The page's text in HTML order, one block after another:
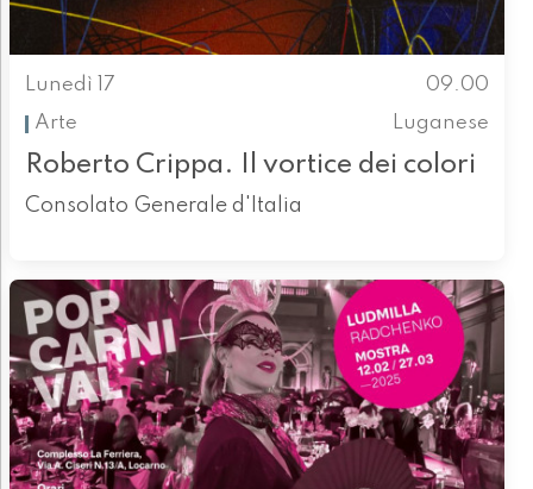
Lunedì 17
09.00
Arte
Luganese
Roberto Crippa. Il vortice dei colori
Consolato Generale d'Italia